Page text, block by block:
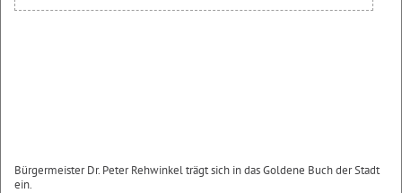
Bürgermeister Dr. Peter Rehwinkel trägt sich in das Goldene Buch der Stadt
ein.